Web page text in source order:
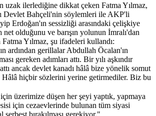
uzak ilerlediğine dikkat çeken Fatma Yılmaz,
Devlet Bahçeli'nin söylemleri ile AKP'li
Erdoğan'ın sessizliği arasındaki çelişkiye
net olduğunu ve barışın yolunun İmralı'dan
Yılmaz, şu ifadeleri kullandı:
ardından gerillalar Abdullah Öcalan'ın
gereken adımları attı. Bir yılı aşkındır
ancak devlet kanadı hâlâ bize yönelik somut
Hâlâ hiçbir sözlerini yerine getirmediler. Biz bu
için üzerimize düşen her şeyi yaptık, yapmaya
için cezaevlerinde bulunan tüm siyasi
serbest bırakılması gerekiyor."